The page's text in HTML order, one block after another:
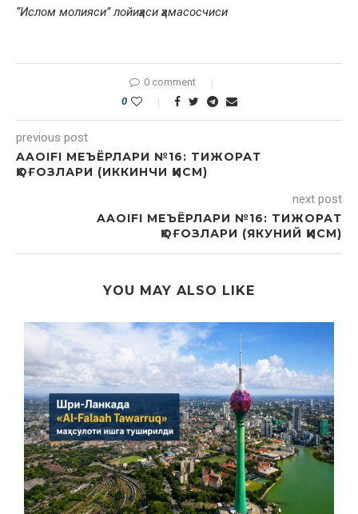
“Ислом молияси” лойиҳаси ҳамасосчиси
0 comment
0
previous post
AAOIFI МЕЪЁРЛАРИ №16: TИЖОРАТ
ҚОҒОЗЛАРИ (ИККИНЧИ ҚИСМ)
next post
AAOIFI МЕЪЁРЛАРИ №16: TИЖОРАТ
ҚОҒОЗЛАРИ (ЯКУНИЙ ҚИСМ)
YOU MAY ALSO LIKE